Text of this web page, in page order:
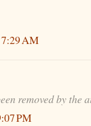
AM
removed by the
PM